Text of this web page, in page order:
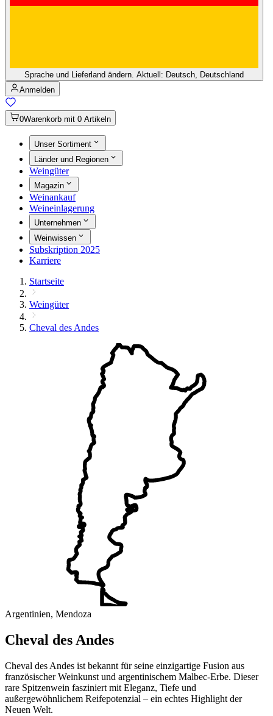
Sprache und Lieferland ändern. Aktuell: Deutsch, Deutschland
Anmelden
0Warenkorb mit 0 Artikeln
Unser Sortiment
Länder und Regionen
Weingüter
Magazin
Weinankauf
Weineinlagerung
Unternehmen
Weinwissen
Subskription 2025
Karriere
Startseite
Weingüter
Cheval des Andes
Argentinien, Mendoza
Cheval des Andes
Cheval des Andes ist bekannt für seine einzigartige Fusion aus
französischer Weinkunst und argentinischem Malbec-Erbe. Dieser
rare Spitzenwein fasziniert mit Eleganz, Tiefe und
außergewöhnlichem Reifepotenzial – ein echtes Highlight der
Neuen Welt.